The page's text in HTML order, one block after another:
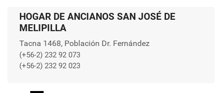
HOGAR DE ANCIANOS SAN JOSÉ DE
MELIPILLA
Tacna 1468, Población Dr. Fernández
(+56-2) 232 92 073
(+56-2) 232 92 023